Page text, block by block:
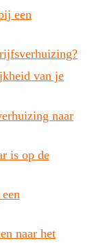
een
van je
naar
is op de
naar het